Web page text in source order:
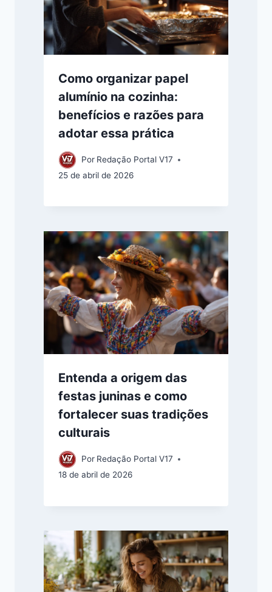
Como organizar papel
alumínio na cozinha:
benefícios e razões para
adotar essa prática
Por Redação Portal V17
25 de abril de 2026
Entenda a origem das
festas juninas e como
fortalecer suas tradições
culturais
Por Redação Portal V17
18 de abril de 2026